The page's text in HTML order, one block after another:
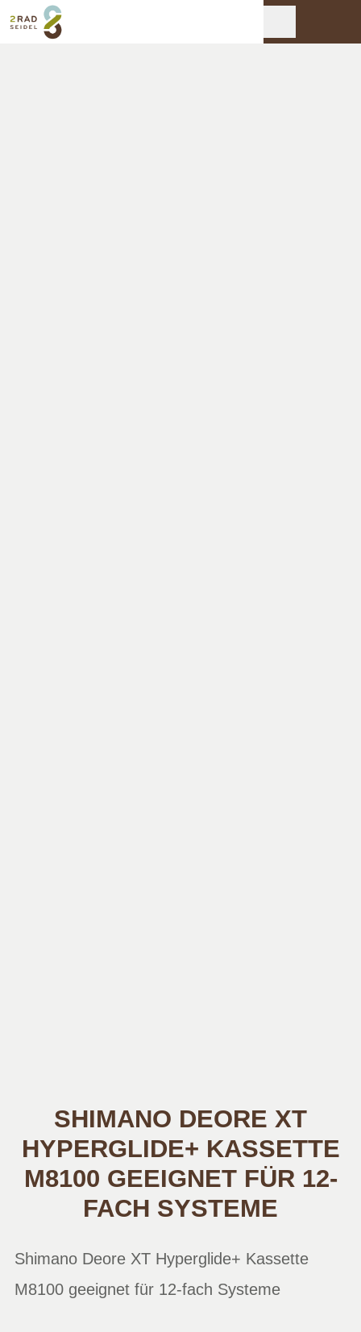
SHIMANO DEORE XT
HYPERGLIDE+ KASSETTE
M8100 GEEIGNET FÜR 12-
FACH SYSTEME
Shimano Deore XT Hyperglide+ Kassette
M8100 geeignet für 12-fach Systeme